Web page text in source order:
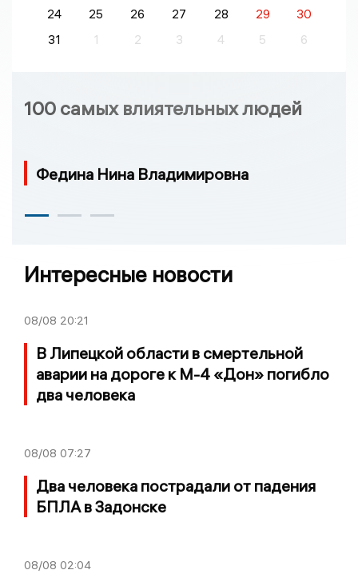
24 25 26 27 28 29
30
31
1 2 3 4 5 6
100 самых влиятельных людей
Федина Нина Владимировна
Интересные новости
08/08 20:21
В Липецкой области в смертельной
аварии на дороге к М-4 «Дон» погибло
два человека
08/08 07:27
Два человека пострадали от падения
БПЛА в Задонске
08/08 02:04